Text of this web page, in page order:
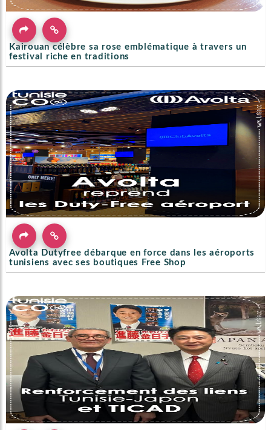
Kairouan célèbre sa rose emblématique à travers un
festival riche en traditions
Avolta Dutyfree débarque en force dans les aéroports
tunisiens avec ses boutiques Free Shop